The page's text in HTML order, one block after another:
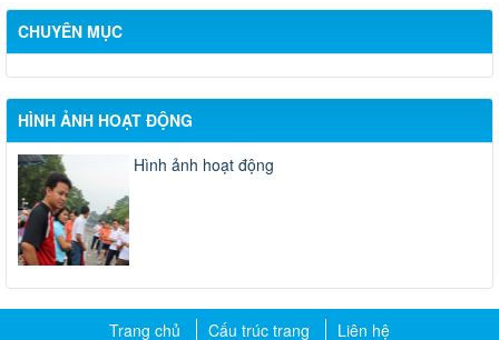
CHUYÊN MỤC
HÌNH ẢNH HOẠT ĐỘNG
Hình ảnh hoạt động
Trang chủ Cấu trúc trang Liên hệ